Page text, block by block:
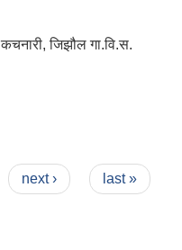
जिझौल गा.वि.स.
next › last »